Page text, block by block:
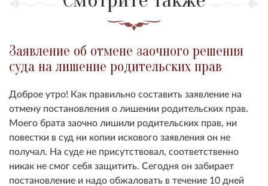
Заявление об отмене заочного решения
суда на лишение родительских прав
Доброе утро! Как правильно составить заявление на
отмену постановления о лишении родительских прав.
Моего брата заочно лишили родительских прав, ни
повестки в суд ни копии искового заявления он не
получал. На суде не присутствовал, соответственно
никак не смог себя защитить. Сегодня он забирает
постановление и надо обжаловать в течение 10 дней